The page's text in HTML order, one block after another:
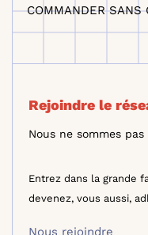
COMMANDER SANS
Rejoindre le
Nous ne sommes
Entrez dans la grande
devenez, vous aussi,
Nous rejoindre